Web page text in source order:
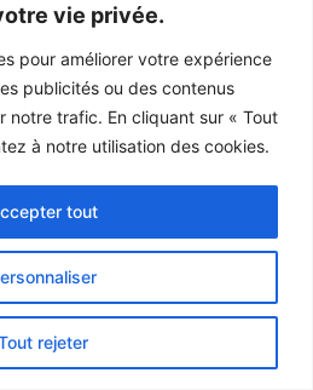
vie privée.
pour améliorer votre expérience
publicités ou des contenus
notre trafic. En cliquant sur « Tout
à notre utilisation des cookies.
rejeter
tout